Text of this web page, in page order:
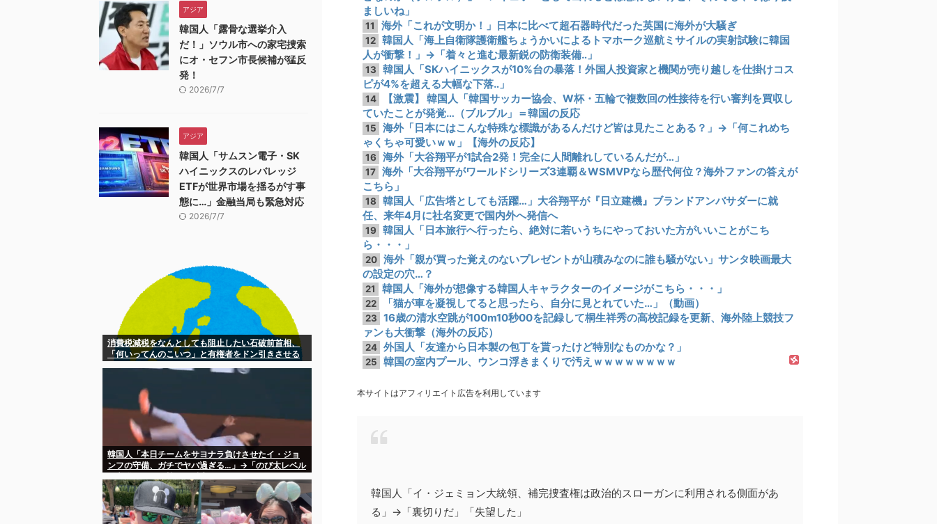
ましいね」
11 海外「これが文明か！」日本に比べて超石器時代だった英国に海外が大騒ぎ
12 韓国人「海上自衛隊護衛艦ちょうかいによるトマホーク巡航ミサイルの実射試験に韓国
人が衝撃！」→「着々と進む最新鋭の防衛装備‥」
13
韓国人「SKハイニックスが10%台の暴落！外国人投資家と機関が売り越しを仕掛けコス
ピが4%を超える大幅な下落‥」
14
【激震】 韓国人「韓国サッカー協会、W杯・五輪で複数回の性接待を行い審判を買収し
ていたことが発覚…（ブルブル」＝韓国の反応
15
海外「日本にはこんな特殊な標識があるんだけど皆は見たことある？」→「何これめち
ゃくちゃ可愛いｗｗ」【海外の反応】
16 海外「大谷翔平が1試合2発！完全に人間離れしているんだが…」
17 海外「大谷翔平がワールドシリーズ3連覇＆WSMVPなら歴代何位？海外ファンの答えが
こちら」
18
韓国人「広告塔としても活躍…」大谷翔平が『日立建機』ブランドアンバサダーに就
任、来年4月に社名変更で国内外へ発信へ
19
韓国人「日本旅行へ行ったら、絶対に若いうちにやっておいた方がいいことがこち
ら・・・」
20 海外「親が買った覚えのないプレゼントが山積みなのに誰も騒がない」サンタ映画最大
の設定の穴…？
21 韓国人「海外が想像する韓国人キャラクターのイメージがこちら・・・」
22 「猫が車を凝視してると思ったら、自分に見とれていた…」（動画）
23
16歳の清水空跳が100m10秒00を記録して桐生祥秀の高校記録を更新、海外陸上競技フ
ァンも大衝撃（海外の反応）
24 外国人「友達から日本製の包丁を貰ったけど特別なものかな？」
25 韓国の室内プール、ウンコ浮きまくりで汚えｗｗｗｗｗｗｗｗ
本サイトはアフィリエイト広告を利用しています
韓国人「イ・ジェミョン大統領、補完捜査権は政治的スローガンに利用される側面があ
る」→「裏切りだ」「失望した」
アジア
韓国人「露骨な選挙介入
だ！」ソウル市への家宅捜索
にオ・セフン市長候補が猛反
発！
2026/7/7
アジア
韓国人「サムスン電子・SK
ハイニックスのレバレッジ
ETFが世界市場を揺るがす事
態に…」金融当局も緊急対応
2026/7/7
消費税減税をなんとしても阻止したい石破前首相、
「何いってんのこいつ」と有権者をドン引きさせる
韓国人「本日チームをサヨナラ負けさせたイ・ジョ
ンフの守備、ガチでヤバ過ぎる…」→「のび太レベル